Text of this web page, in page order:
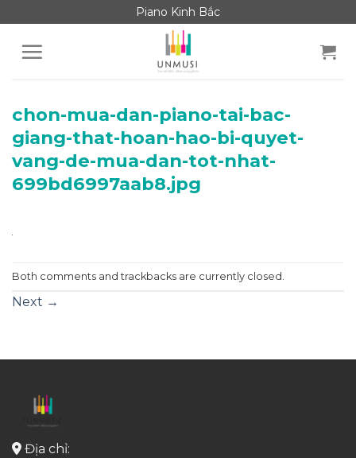
to
content
Piano Kinh Bắc
chon-mua-dan-piano-tai-bac-
giang-that-hoan-hao-bi-quyet-
vang-de-mua-dan-tot-nhat-
699bd6997aab8.jpg
Both comments and trackbacks are currently closed.
Next →
Địa chỉ: